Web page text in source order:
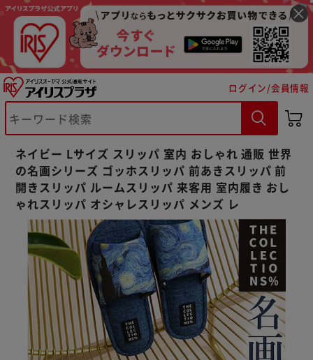
ログイン/会員情報
ネイビー Lサイズ スリッパ 室内 おしゃれ 通販 世界
の名画シリーズ ゴッホスリッパ 前あきスリッパ 前
開きスリッパ ルームスリッパ 来客用 室内履き おし
ゃれスリッパ オシャレスリッパ メンズ レ
※ご確認ください
カートに入れる 購入手続きへ